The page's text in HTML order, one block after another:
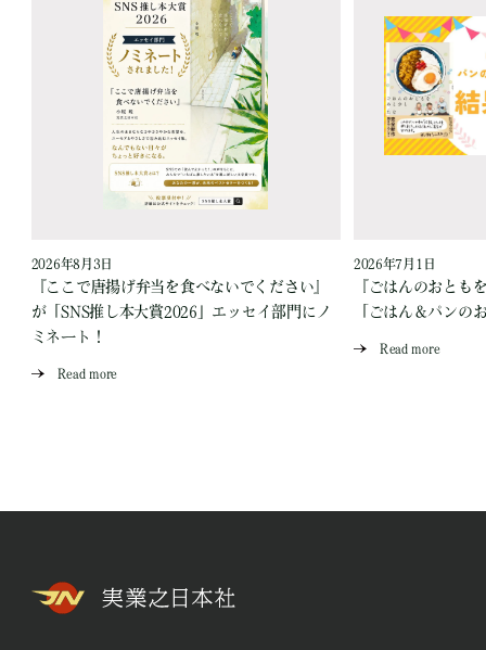
2026年8月3日
『ここで唐揚げ弁当を食べないでください』
が「SNS推し本大賞2026」エッセイ部門にノ
ミネート！
Read more
2026年7月1日
『ごはんのおとも
「ごはん＆パンの
Read more